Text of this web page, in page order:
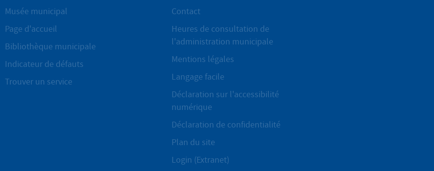
Musée municipal
Page d'accueil
Bibliothèque municipale
Indicateur de défauts
Trouver un service
Contact
Heures de consultation de
l'administration municipale
Mentions légales
Langage facile
Déclaration sur l'accessibilité
numérique
Déclaration de confidentialité
Plan du site
Login (Extranet)